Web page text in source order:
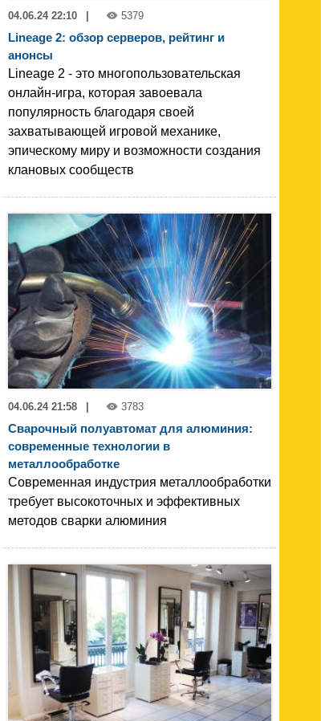
04.06.24 22:10 5379
Lineage 2: обзор серверов, рейтинг и
анонсы
Lineage 2 - это многопользовательская
онлайн-игра, которая завоевала
популярность благодаря своей
захватывающей игровой механике,
эпическому миру и возможности создания
клановых сообществ
04.06.24 21:58 3783
Сварочный полуавтомат для алюминия:
современные технологии в
металлообработке
Современная индустрия металлообработки
требует высокоточных и эффективных
методов сварки алюминия